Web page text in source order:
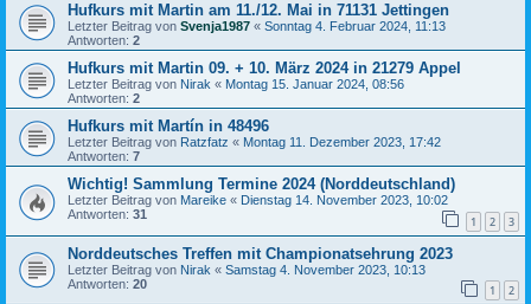
Hufkurs mit Martin am 11./12. Mai in 71131 Jettingen
Letzter Beitrag von Svenja1987 « Sonntag 4. Februar 2024, 11:13
Antworten: 2
Hufkurs mit Martin 09. + 10. März 2024 in 21279 Appel
Letzter Beitrag von Nirak « Montag 15. Januar 2024, 08:56
Antworten: 2
Hufkurs mit Martín in 48496
Letzter Beitrag von Ratzfatz « Montag 11. Dezember 2023, 17:42
Antworten: 7
Wichtig! Sammlung Termine 2024 (Norddeutschland)
Letzter Beitrag von Mareike « Dienstag 14. November 2023, 10:02
Antworten: 31 1 2 3
Norddeutsches Treffen mit Championatsehrung 2023
Letzter Beitrag von Nirak « Samstag 4. November 2023, 10:13
Antworten: 20 1 2